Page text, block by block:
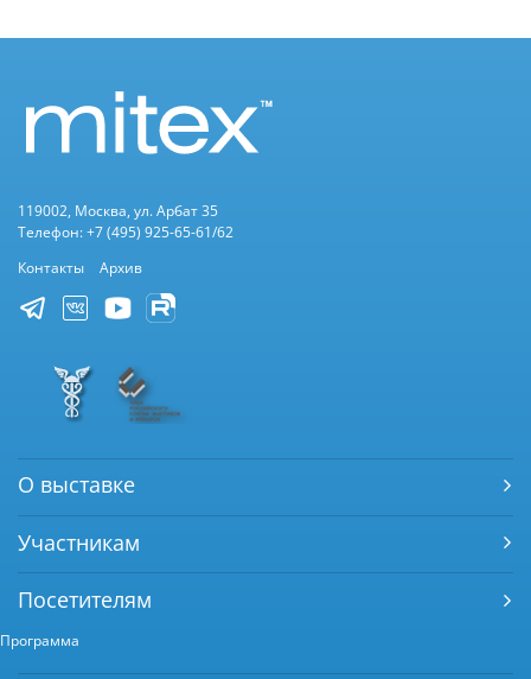
119002, Москва, ул. Арбат 35
Телефон: +7 (495) 925-65-61/62
Контакты
Архив
О выставке
Участникам
Посетителям
Программа